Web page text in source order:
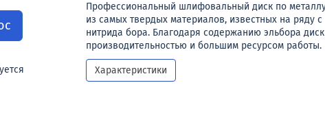
Профессиональный шлифовальный диск по
из самых твердых материалов, известных на ряду
нитрида бора. Благодаря содержанию эльбора
производительностью и большим ресурсом работы.
Характеристики